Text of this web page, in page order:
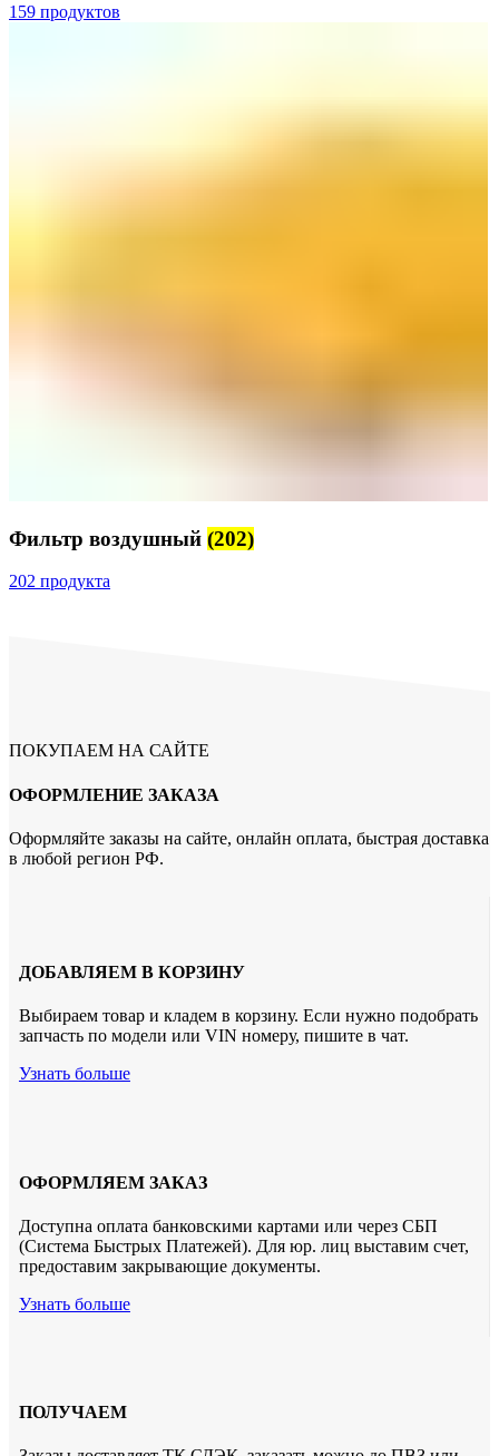
159 продуктов
Фильтр воздушный (202)
202 продукта
ПОКУПАЕМ НА САЙТЕ
ОФОРМЛЕНИЕ ЗАКАЗА
Оформляйте заказы на сайте, онлайн оплата, быстрая доставка
в любой регион РФ.
ДОБАВЛЯЕМ В КОРЗИНУ
Выбираем товар и кладем в корзину. Если нужно подобрать
запчасть по модели или VIN номеру, пишите в чат.
Узнать больше
ОФОРМЛЯЕМ ЗАКАЗ
Доступна оплата банковскими картами или через СБП
(Система Быстрых Платежей). Для юр. лиц выставим счет,
предоставим закрывающие документы.
Узнать больше
ПОЛУЧАЕМ